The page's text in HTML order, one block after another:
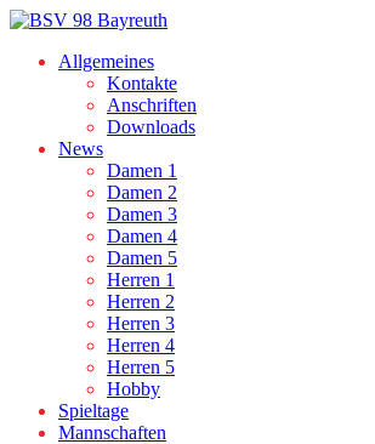
Allgemeines
Kontakte
Anschriften
Downloads
News
Damen 1
Damen 2
Damen 3
Damen 4
Damen 5
Herren 1
Herren 2
Herren 3
Herren 4
Herren 5
Hobby
Spieltage
Mannschaften